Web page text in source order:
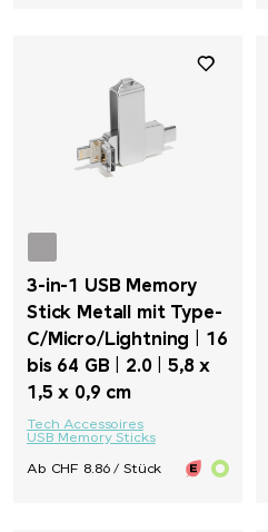
3-in-1 USB Memory
Stick Metall mit Type-
C/Micro/Lightning | 16
bis 64 GB | 2.0 | 5,8 x
1,5 x 0,9 cm
Tech Accessoires
USB Memory Sticks
Ab CHF 8.86 / Stück